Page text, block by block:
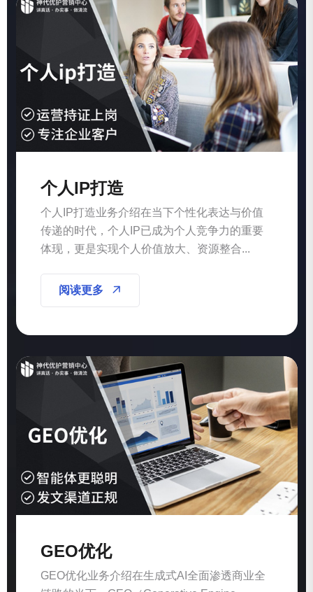
个人IP打造
个人IP打造业务介绍在当下个性化表达与价值
传递的时代，个人IP已成为个人竞争力的重要
体现，更是实现个人价值放大、资源整合...
阅读更多
GEO优化
GEO优化业务介绍在生成式AI全面渗透商业全